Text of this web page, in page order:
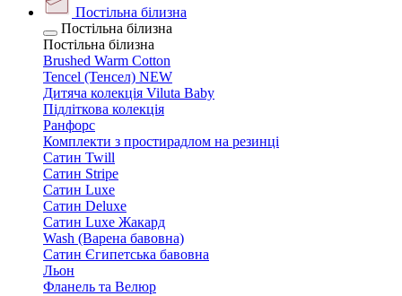
Постільна білизна
Постільна білизна
Постільна білизна
Brushed Warm Cotton
Tencel (Тенсел) NEW
Дитяча колекція Viluta Baby
Підліткова колекція
Ранфорс
Комплекти з простирадлом на резинці
Сатин Twill
Сатин Stripe
Сатин Luxe
Сатин Deluxe
Сатин Luxe Жакард
Wash (Варена бавовна)
Сатин Єгипетська бавовна
Льон
Фланель та Велюр